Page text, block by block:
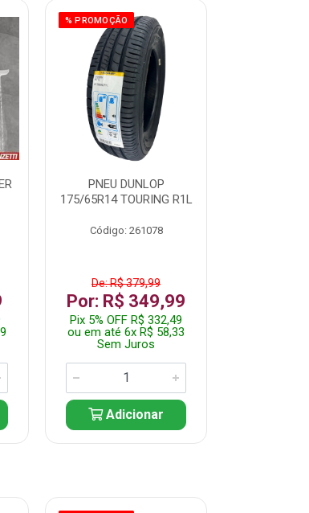
% PROMOÇÃO
PNEU DUNLOP
175/65R14 TOURING R1L
Código: 261078
De: R$ 379,99
Por: R$ 349,99
Pix 5% OFF R$ 332,49
ou em até 6x R$ 58,33
Sem Juros
Adicionar